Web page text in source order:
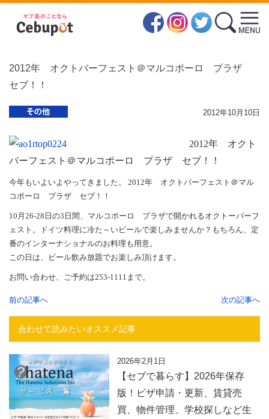
2012年 オクトバーフェスト＠マルコポーロ プラザ
セブ！！
2012年10月10日
2012年 オクト
バーフェスト＠マルコポーロ プラザ セブ！！
今年もいよいよやってきました。 2012年 オクトバーフェスト＠マル
コポーロ プラザ セブ！！
10月26-28日の3日間、マルコポーロ プラザで開かれるオクトーバーフ
ェスト。ドイツ料理に冷た～いビールで楽しみませんか？もちろん、定
番のインターナショナルのお料理も用意。
この日は、ビール飲み放題でお楽しみ頂けます。
お問い合わせ、ご予約は253-1111まで。
前の記事へ 次の記事へ
合わせて読みたいオススメ記事
2026年2月1日
【セブで暮らす】2026年保存
版！ビザ申請・更新、賃貸売
買、物件管理、学校探しなど生